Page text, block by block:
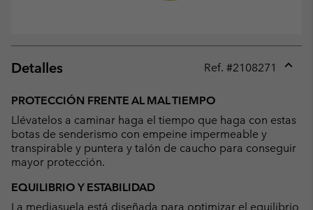
Detalles Ref. #2108271
PROTECCIÓN FRENTE AL MAL TIEMPO
Llévatelos a caminar haga el tiempo que haga con estas
botas de senderismo con empeine impermeable y
transpirable y puntera y talón de caucho para conseguir
mayor protección.
EQUILIBRIO Y ESTABILIDAD
La mediasuela está diseñada para optimizar el equilibrio